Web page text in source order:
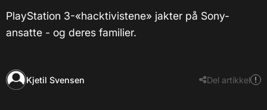
PlayStation 3-«hacktivistene» jakter på Sony-
ansatte - og deres familier.
Kjetil Svensen Del artikkel